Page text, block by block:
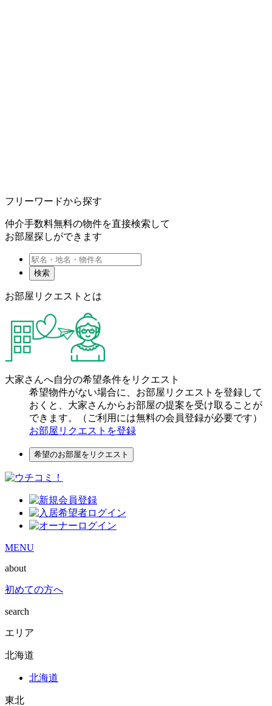
フリーワードから探す
仲介手数料無料の物件を直接検索して
お部屋探しができます
検索
お部屋リクエストとは
大家さんへ自分の希望条件をリクエスト
希望物件がない場合に、お部屋リクエストを登録して
おくと、大家さんからお部屋の提案を受け取ることが
できます。（ご利用には無料の会員登録が必要です）
お部屋リクエストを登録
希望のお部屋をリクエスト
MENU
about
初めての方へ
search
エリア
北海道
北海道
東北